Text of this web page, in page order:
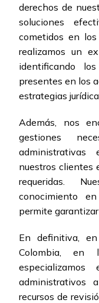
derechos de
soluciones
cometidos en
realizamos un
identificando
presentes en los
estrategias
Además, nos
gestiones
administrativas
nuestros clientes
requeridas.
conocimiento
permite
En definitiva,
Colombia, en
administrativos
recursos de